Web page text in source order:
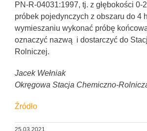
PN-R-04031:1997, tj. z głębokości 0-
próbek pojedynczych z obszaru do 4
wymieszaniu wykonać próbę
oznaczyć nazwą i dostarczyć do
Rolniczej.
Jacek Wełniak
Okręgowa Stacja Chemiczno-
Źródło